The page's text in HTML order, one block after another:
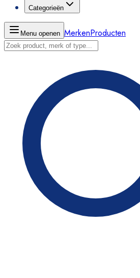
Categorieën
Menu openen MerkenProducten